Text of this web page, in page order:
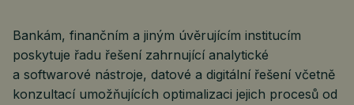
Bankám, finančním a jiným úvěrujícím institucím
poskytuje řadu řešení zahrnující analytické
a softwarové nástroje, datové a digitální řešení včetně
konzultací umožňujících optimalizaci jejich procesů od